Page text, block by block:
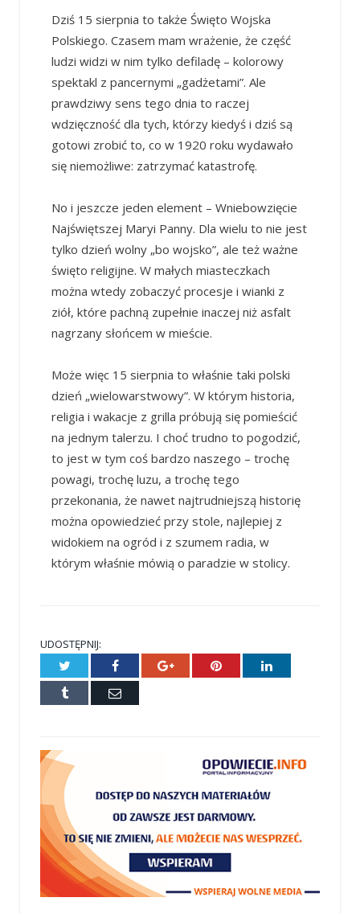
Dziś 15 sierpnia to także Święto Wojska
Polskiego. Czasem mam wrażenie, że część
ludzi widzi w nim tylko defiladę – kolorowy
spektakl z pancernymi „gadżetami”. Ale
prawdziwy sens tego dnia to raczej
wdzięczność dla tych, którzy kiedyś i dziś są
gotowi zrobić to, co w 1920 roku wydawało
się niemożliwe: zatrzymać katastrofę.
No i jeszcze jeden element – Wniebowzięcie
Najświętszej Maryi Panny. Dla wielu to nie jest
tylko dzień wolny „bo wojsko”, ale też ważne
święto religijne. W małych miasteczkach
można wtedy zobaczyć procesje i wianki z
ziół, które pachną zupełnie inaczej niż asfalt
nagrzany słońcem w mieście.
Może więc 15 sierpnia to właśnie taki polski
dzień „wielowarstwowy”. W którym historia,
religia i wakacje z grilla próbują się pomieścić
na jednym talerzu. I choć trudno to pogodzić,
to jest w tym coś bardzo naszego – trochę
powagi, trochę luzu, a trochę tego
przekonania, że nawet najtrudniejszą historię
można opowiedzieć przy stole, najlepiej z
widokiem na ogród i z szumem radia, w
którym właśnie mówią o paradzie w stolicy.
UDOSTĘPNIJ:
Twitter Facebook Google+ Pinterest LinkedIn
Tumblr
E-